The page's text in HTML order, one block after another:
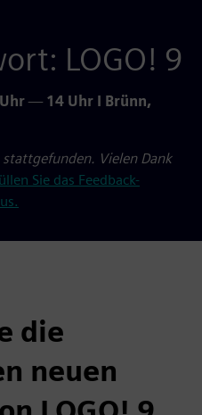
LOGO! 9
— 14 Uhr I Brünn,
Vielen Dank
Sie das Feedback-
die
neuen